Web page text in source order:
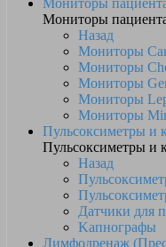
Мониторы
Мониторы
Назад
Мониторы
Мониторы
Мониторы
Мониторы
Мониторы
Пульсоксиметры и
Пульсоксиметры и
Назад
Датчики для
Kапнографы
Лимфодренаж